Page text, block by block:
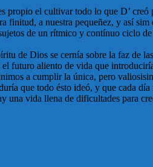
propio el cultivar todo lo que D’
a nuestra pequeñez, y así
de un rítmico y contínuo ciclo
de Dios se cernía sobre la faz de
futuro aliento de vida que
a cumplir la única, pero
que todo ésto ideó, y que cada día
vida llena de dificultades para